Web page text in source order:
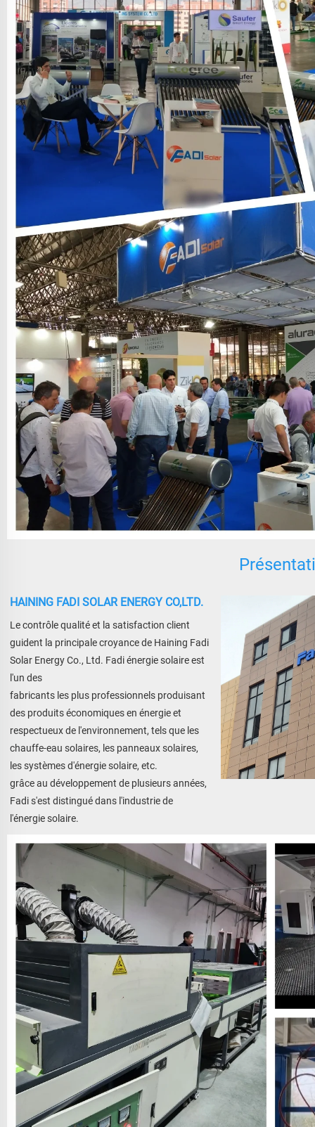
HAINING FADI SOLAR ENERGY CO,LTD.
Le contrôle qualité et la satisfaction client
guident la principale croyance de Haining Fadi
Solar Energy Co., Ltd. Fadi énergie solaire est
l'un des
fabricants les plus professionnels produisant
des produits économiques en énergie et
respectueux de l'environnement, tels que les
chauffe-eau solaires, les panneaux solaires,
les systèmes d'énergie solaire, etc.
grâce au développement de plusieurs années,
Fadi s'est distingué dans l'industrie de
l'énergie solaire.